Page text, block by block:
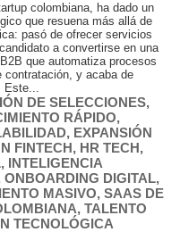
colombiana, ha dado un
que resuena más allá de
pasó de ofrecer servicios
a convertirse en una
que automatiza procesos
contratación, y acaba de
Este...
DE SELECCIONES,
RÁPIDO,
, EXPANSIÓN
FINTECH, HR TECH,
, INTELIGENCIA
ONBOARDING DIGITAL,
MASIVO, SAAS DE
, TALENTO
TECNOLÓGICA